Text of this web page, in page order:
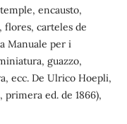
encausto,
flores, carteles de
Manuale per i
guazzo,
ecc. De Ulrico Hoepli,
ed. de 1866),